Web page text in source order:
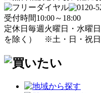
受付時間10:00～18:00
定休日 毎週火曜日・水曜日
を除く）
※土・日・祝日